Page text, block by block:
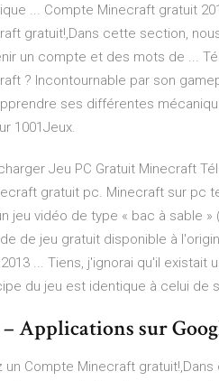
... Compte Minecraft gratuit
gratuit!,Dans cette section,
un compte et des mots de ...
? Incontournable par son
ses différentes
1001Jeux.
Jeu PC Gratuit Minecraft
gratuit pc. Minecraft sur pc
jeu vidéo de type « bac à sable
de jeu gratuit disponible à
... Tiens, j'ignorai qu'il
du jeu est identique à celui de
Applications sur
Compte Minecraft